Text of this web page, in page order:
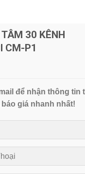
30 KÊNH
CM-P1
để nhận thông tin
báo giá nhanh nhất!